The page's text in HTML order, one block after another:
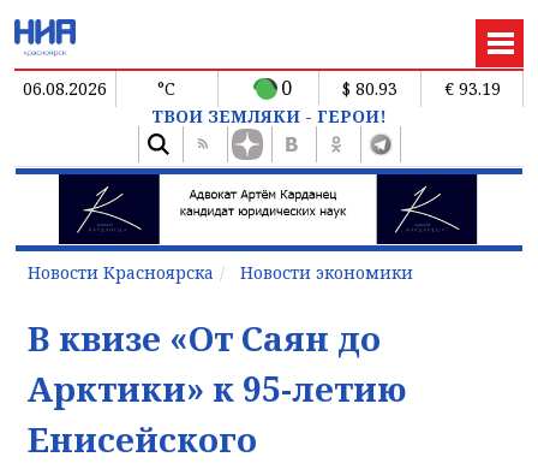
06.08.2026 °C 0 $ 80.93
€ 93.19
ТВОИ ЗЕМЛЯКИ - ГЕРОИ!
Новости Красноярска Новости экономики
В квизе «От Саян до
Арктики» к 95-летию
Енисейского